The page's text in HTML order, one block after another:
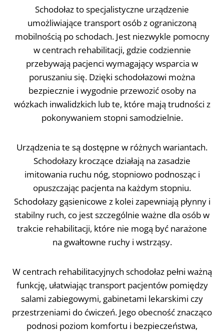
Schodołaz to specjalistyczne urządzenie
umożliwiające transport osób z ograniczoną
mobilnością po schodach. Jest niezwykle pomocny
w centrach rehabilitacji, gdzie codziennie
przebywają pacjenci wymagający wsparcia w
poruszaniu się. Dzięki schodołazowi można
bezpiecznie i wygodnie przewozić osoby na
wózkach inwalidzkich lub te, które mają trudności z
pokonywaniem stopni samodzielnie.
Urządzenia te są dostępne w różnych wariantach.
Schodołazy kroczące działają na zasadzie
imitowania ruchu nóg, stopniowo podnosząc i
opuszczając pacjenta na każdym stopniu.
Schodołazy gąsienicowe z kolei zapewniają płynny i
stabilny ruch, co jest szczególnie ważne dla osób w
trakcie rehabilitacji, które nie mogą być narażone
na gwałtowne ruchy i wstrząsy.
W centrach rehabilitacyjnych schodołaz pełni ważną
funkcję, ułatwiając transport pacjentów pomiędzy
salami zabiegowymi, gabinetami lekarskimi czy
przestrzeniami do ćwiczeń. Jego obecność znacząco
podnosi poziom komfortu i bezpieczeństwa,